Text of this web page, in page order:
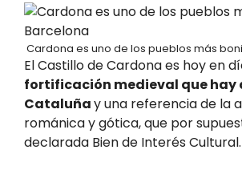
Cardona es uno de los pueblos más
El Castillo de Cardona es hoy en
fortificación medieval que hay
Cataluñay una referencia de la
románica y gótica, que por
declarada Bien de Interés Cultural.